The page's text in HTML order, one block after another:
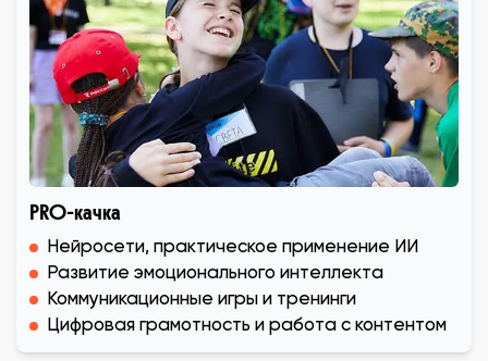
PRO-качка
Нейросети, практическое применение ИИ
Развитие эмоционального интеллекта
Коммуникационные игры и тренинги
Цифровая грамотность и работа с контентом